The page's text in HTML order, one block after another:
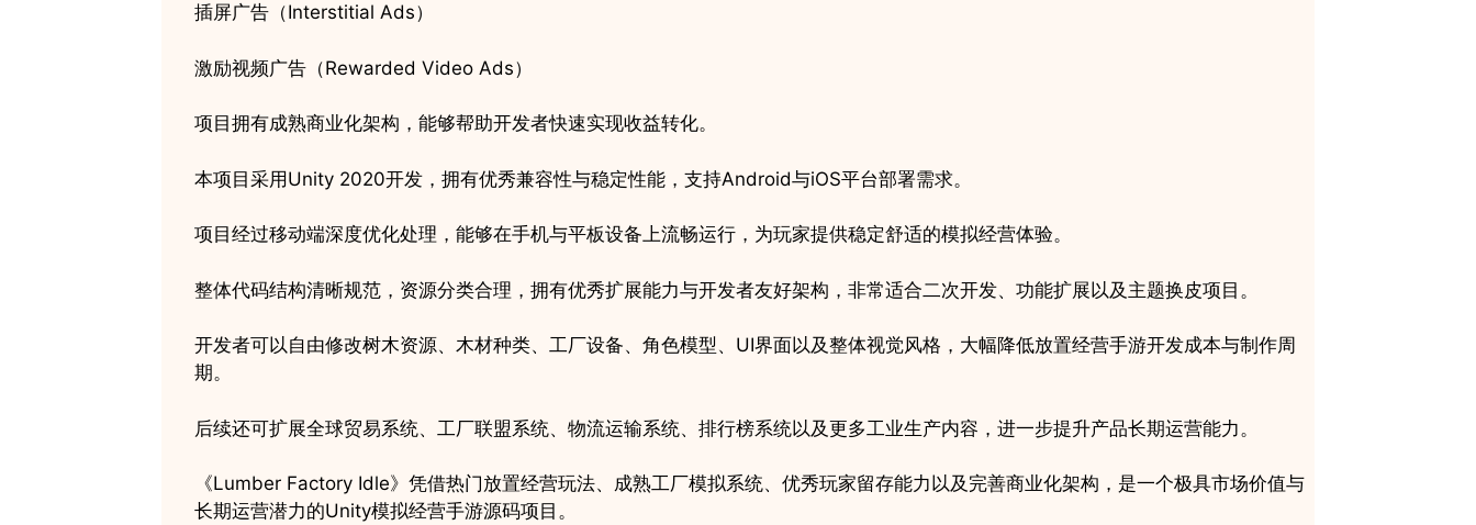
插屏广告（Interstitial Ads）
激励视频广告（Rewarded Video Ads）
项目拥有成熟商业化架构，能够帮助开发者快速实现收益转化。
本项目采用Unity 2020开发，拥有优秀兼容性与稳定性能，支持Android与iOS平台部署需求。
项目经过移动端深度优化处理，能够在手机与平板设备上流畅运行，为玩家提供稳定舒适的模拟经营体验。
整体代码结构清晰规范，资源分类合理，拥有优秀扩展能力与开发者友好架构，非常适合二次开发、功能扩展以及主题换皮项目。
开发者可以自由修改树木资源、木材种类、工厂设备、角色模型、UI界面以及整体视觉风格，大幅降低放置经营手游开发成本与制作周
期。
后续还可扩展全球贸易系统、工厂联盟系统、物流运输系统、排行榜系统以及更多工业生产内容，进一步提升产品长期运营能力。
《Lumber Factory Idle》凭借热门放置经营玩法、成熟工厂模拟系统、优秀玩家留存能力以及完善商业化架构，是一个极具市场价值与
长期运营潜力的Unity模拟经营手游源码项目。